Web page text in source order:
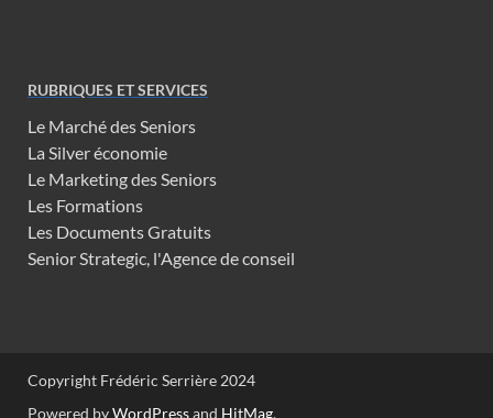
RUBRIQUES ET SERVICES
Le Marché des Seniors
La Silver économie
Le Marketing des Seniors
Les Formations
Les Documents Gratuits
Senior Strategic, l'Agence de conseil
Copyright Frédéric Serrière 2024
Powered byWordPressand HitMag.